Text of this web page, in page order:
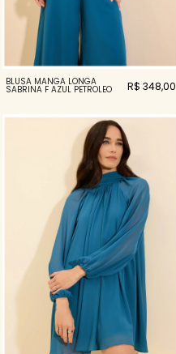
BLUSA MANGA LONGA
SABRINA F AZUL PETROLEO R$ 348,00